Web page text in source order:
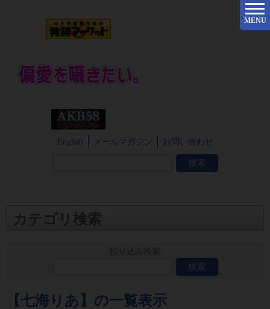
English メールマガジン お問い合わせ
MENU
カテゴリ検索
【七海りあ】の一覧表示